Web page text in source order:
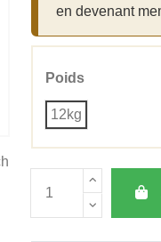
en devenant
Poids
12kg